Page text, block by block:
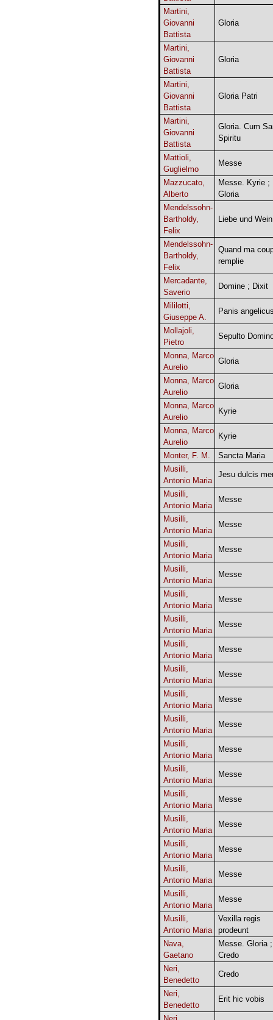
Martini,
Giovanni
Battista
Gloria
Martini,
Giovanni
Battista
Gloria
Martini,
Giovanni
Battista
Gloria Patri
Martini,
Giovanni
Battista
Gloria. Cum
Spiritu
Mattioli,
Guglielmo
Messe
Mazzucato,
Alberto
Messe. Kyrie ;
Gloria
Mendelssohn-
Bartholdy,
Felix
Liebe und Wein
Mendelssohn-
Bartholdy,
Felix
Quand ma
remplie
Mercadante,
Saverio
Domine ; Dixit
Mililotti,
Giuseppe A.
Panis
Mollajoli,
Pietro
Sepulto
Monna, Marco
Aurelio
Gloria
Monna, Marco
Aurelio
Gloria
Monna, Marco
Aurelio
Kyrie
Monna, Marco
Aurelio
Kyrie
Monter, F. M.
Sancta Maria
Musilli,
Antonio Maria
Jesu dulcis
Musilli,
Antonio Maria
Messe
Musilli,
Antonio Maria
Messe
Musilli,
Antonio Maria
Messe
Musilli,
Antonio Maria
Messe
Musilli,
Antonio Maria
Messe
Musilli,
Antonio Maria
Messe
Musilli,
Antonio Maria
Messe
Musilli,
Antonio Maria
Messe
Musilli,
Antonio Maria
Messe
Musilli,
Antonio Maria
Messe
Musilli,
Antonio Maria
Messe
Musilli,
Antonio Maria
Messe
Musilli,
Antonio Maria
Messe
Musilli,
Antonio Maria
Messe
Musilli,
Antonio Maria
Messe
Musilli,
Antonio Maria
Messe
Musilli,
Antonio Maria
Messe
Musilli,
Antonio Maria
Vexilla regis
prodeunt
Nava,
Gaetano
Messe. Gloria ;
Credo
Neri,
Benedetto
Credo
Neri,
Benedetto
Erit hic vobis